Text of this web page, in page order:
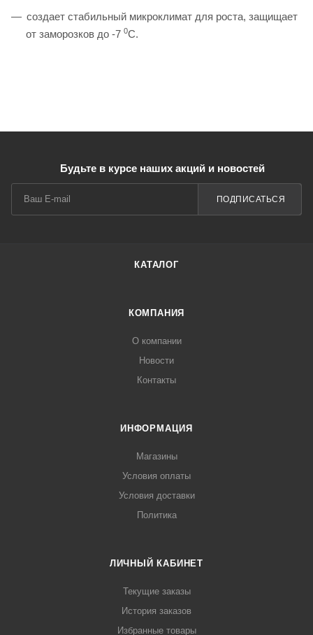
создает стабильный микроклимат для роста, защищает
от заморозков до -7 0С.
Будьте в курсе наших акций и новостей
ПОДПИСАТЬСЯ
КАТАЛОГ
КОМПАНИЯ
О компании
Новости
Контакты
ИНФОРМАЦИЯ
Магазины
Условия оплаты
Условия доставки
Политика
ЛИЧНЫЙ КАБИНЕТ
Текущие заказы
История заказов
Избранные товары